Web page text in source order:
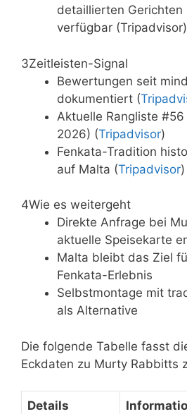
detaillierten Gerichten
verfügbar (Tripadvisor)
3Zeitleisten-Signal
Bewertungen seit
dokumentiert (
Aktuelle Rangliste
2026) (Tripadvisor)
Fenkata-Tradition
auf Malta (Tripadvisor)
4Wie es weitergeht
Direkte Anfrage bei
aktuelle Speisekarte
Malta bleibt das Ziel
Fenkata-Erlebnis
Selbstmontage mit
als Alternative
Die folgende Tabelle fasst
Eckdaten zu Murty Rabbitts
Details